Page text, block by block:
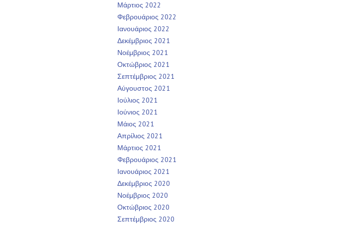
Μάρτιος 2022
Φεβρουάριος 2022
Ιανουάριος 2022
Δεκέμβριος 2021
Νοέμβριος 2021
Οκτώβριος 2021
Σεπτέμβριος 2021
Αύγουστος 2021
Ιούλιος 2021
Ιούνιος 2021
Μάιος 2021
Απρίλιος 2021
Μάρτιος 2021
Φεβρουάριος 2021
Ιανουάριος 2021
Δεκέμβριος 2020
Νοέμβριος 2020
Οκτώβριος 2020
Σεπτέμβριος 2020